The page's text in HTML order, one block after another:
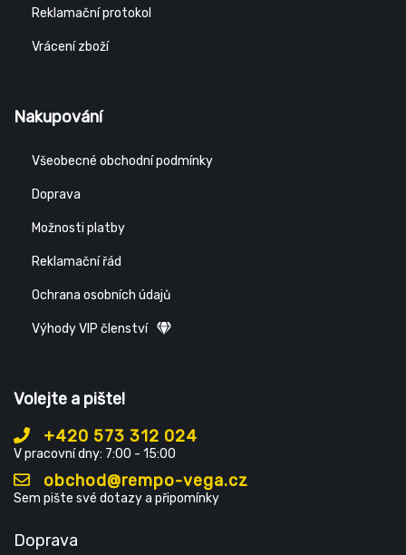
Reklamační protokol
Vrácení zboží
Nakupování
Všeobecné obchodní podmínky
Doprava
Možnosti platby
Reklamační řád
Ochrana osobních údajů
Výhody VIP členství
Volejte a pište!
+420 573 312 024
V pracovní dny: 7:00 - 15:00
obchod@rempo-vega.cz
Sem pište své dotazy a připomínky
Doprava